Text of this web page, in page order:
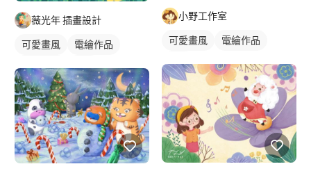
薇光年 插畫設計
可愛畫風
電繪作品
小野工作室
可愛畫風
電繪作品